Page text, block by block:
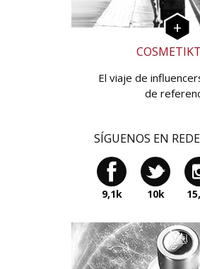
El viaje de
de
SÍGUENOS EN
9,1k 10k